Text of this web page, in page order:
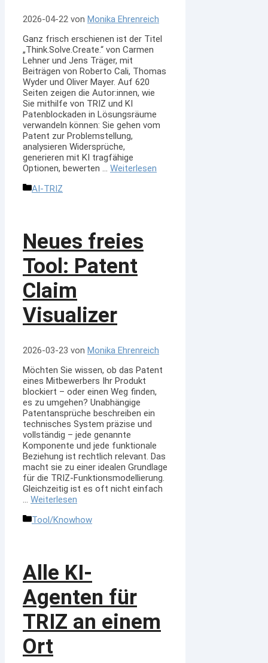
2026-04-22 von Monika Ehrenreich
Ganz frisch erschienen ist der Titel
„Think.Solve.Create.“ von Carmen
Lehner und Jens Träger, mit
Beiträgen von Roberto Cali, Thomas
Wyder und Oliver Mayer. Auf 620
Seiten zeigen die Autor:innen, wie
Sie mithilfe von TRIZ und KI
Patenblockaden in Lösungsräume
verwandeln können: Sie gehen vom
Patent zur Problemstellung,
analysieren Widersprüche,
generieren mit KI tragfähige
Optionen, bewerten … Weiterlesen
Kategorien
AI-TRIZ
Neues freies
Tool: Patent
Claim
Visualizer
2026-03-23 von Monika Ehrenreich
Möchten Sie wissen, ob das Patent
eines Mitbewerbers Ihr Produkt
blockiert – oder einen Weg finden,
es zu umgehen? Unabhängige
Patentansprüche beschreiben ein
technisches System präzise und
vollständig – jede genannte
Komponente und jede funktionale
Beziehung ist rechtlich relevant. Das
macht sie zu einer idealen Grundlage
für die TRIZ-Funktionsmodellierung.
Gleichzeitig ist es oft nicht einfach
… Weiterlesen
Kategorien
Tool/Knowhow
Alle KI-
Agenten für
TRIZ an einem
Ort